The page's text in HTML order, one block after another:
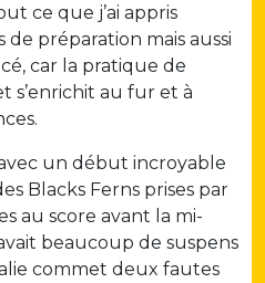
ce que j’ai appris
préparation mais aussi
car la pratique de
s’enrichit au fur et à
un début incroyable
Blacks Ferns prises par
au score avant la mi-
beaucoup de suspens
commet deux fautes